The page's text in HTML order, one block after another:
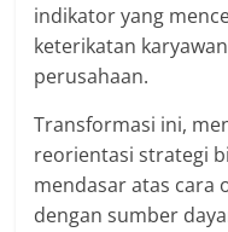
indikator yang
keterikatan
perusahaan.
Transformasi ini,
reorientasi strategi
mendasar atas cara
dengan sumber